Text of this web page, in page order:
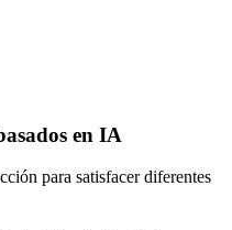
en IA
para satisfacer diferentes